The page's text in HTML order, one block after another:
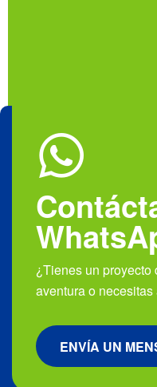
¿Tienes un
aventura o
ENVÍA UN